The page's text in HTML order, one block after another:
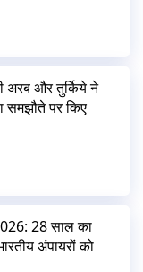
अरब और तुर्किये ने
समझौते पर किए
28 साल का
अंपायरों को